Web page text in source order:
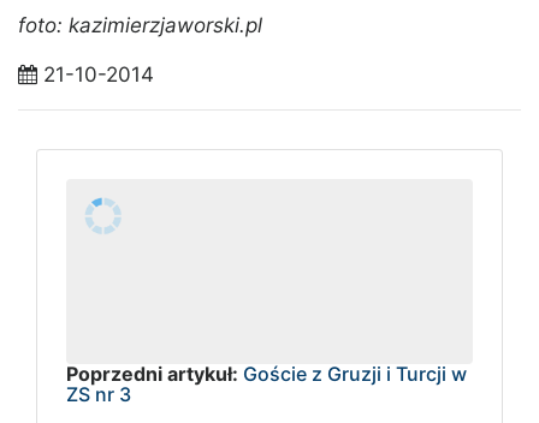
foto: kazimierzjaworski.pl
21-10-2014
Poprzedni artykuł: Goście z Gruzji i Turcji w
ZS nr 3